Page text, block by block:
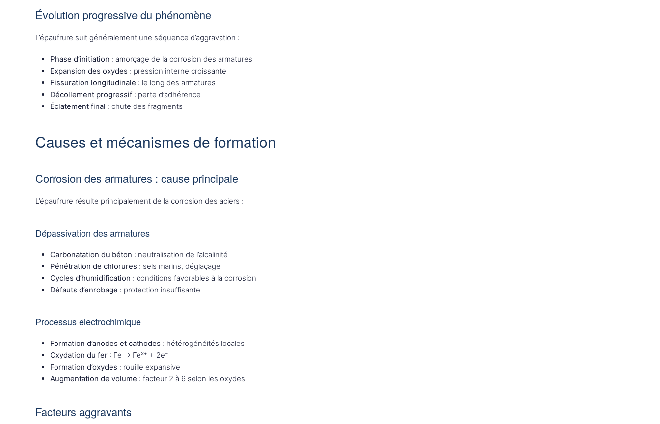
Évolution progressive du phénomène
L’épaufrure suit généralement une séquence d’aggravation :
Phase d’initiation : amorçage de la corrosion des armatures
Expansion des oxydes : pression interne croissante
Fissuration longitudinale : le long des armatures
Décollement progressif : perte d’adhérence
Éclatement final : chute des fragments
Causes et mécanismes de formation
Corrosion des armatures : cause principale
L’épaufrure résulte principalement de la corrosion des aciers :
Dépassivation des armatures
Carbonatation du béton : neutralisation de l’alcalinité
Pénétration de chlorures : sels marins, déglaçage
Cycles d’humidification : conditions favorables à la corrosion
Défauts d’enrobage : protection insuffisante
Processus électrochimique
Formation d’anodes et cathodes : hétérogénéités locales
Oxydation du fer : Fe → Fe²⁺ + 2e⁻
Formation d’oxydes : rouille expansive
Augmentation de volume : facteur 2 à 6 selon les oxydes
Facteurs aggravants